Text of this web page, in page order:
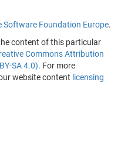
Software Foundation Europe.
content of this particular
Commons Attribution
SA 4.0). For more
website content licensing